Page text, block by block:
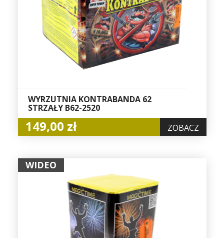
WYRZUTNIA KONTRABANDA 62
STRZAŁY B62-2520
149,00 zł ZOBACZ
WIDEO